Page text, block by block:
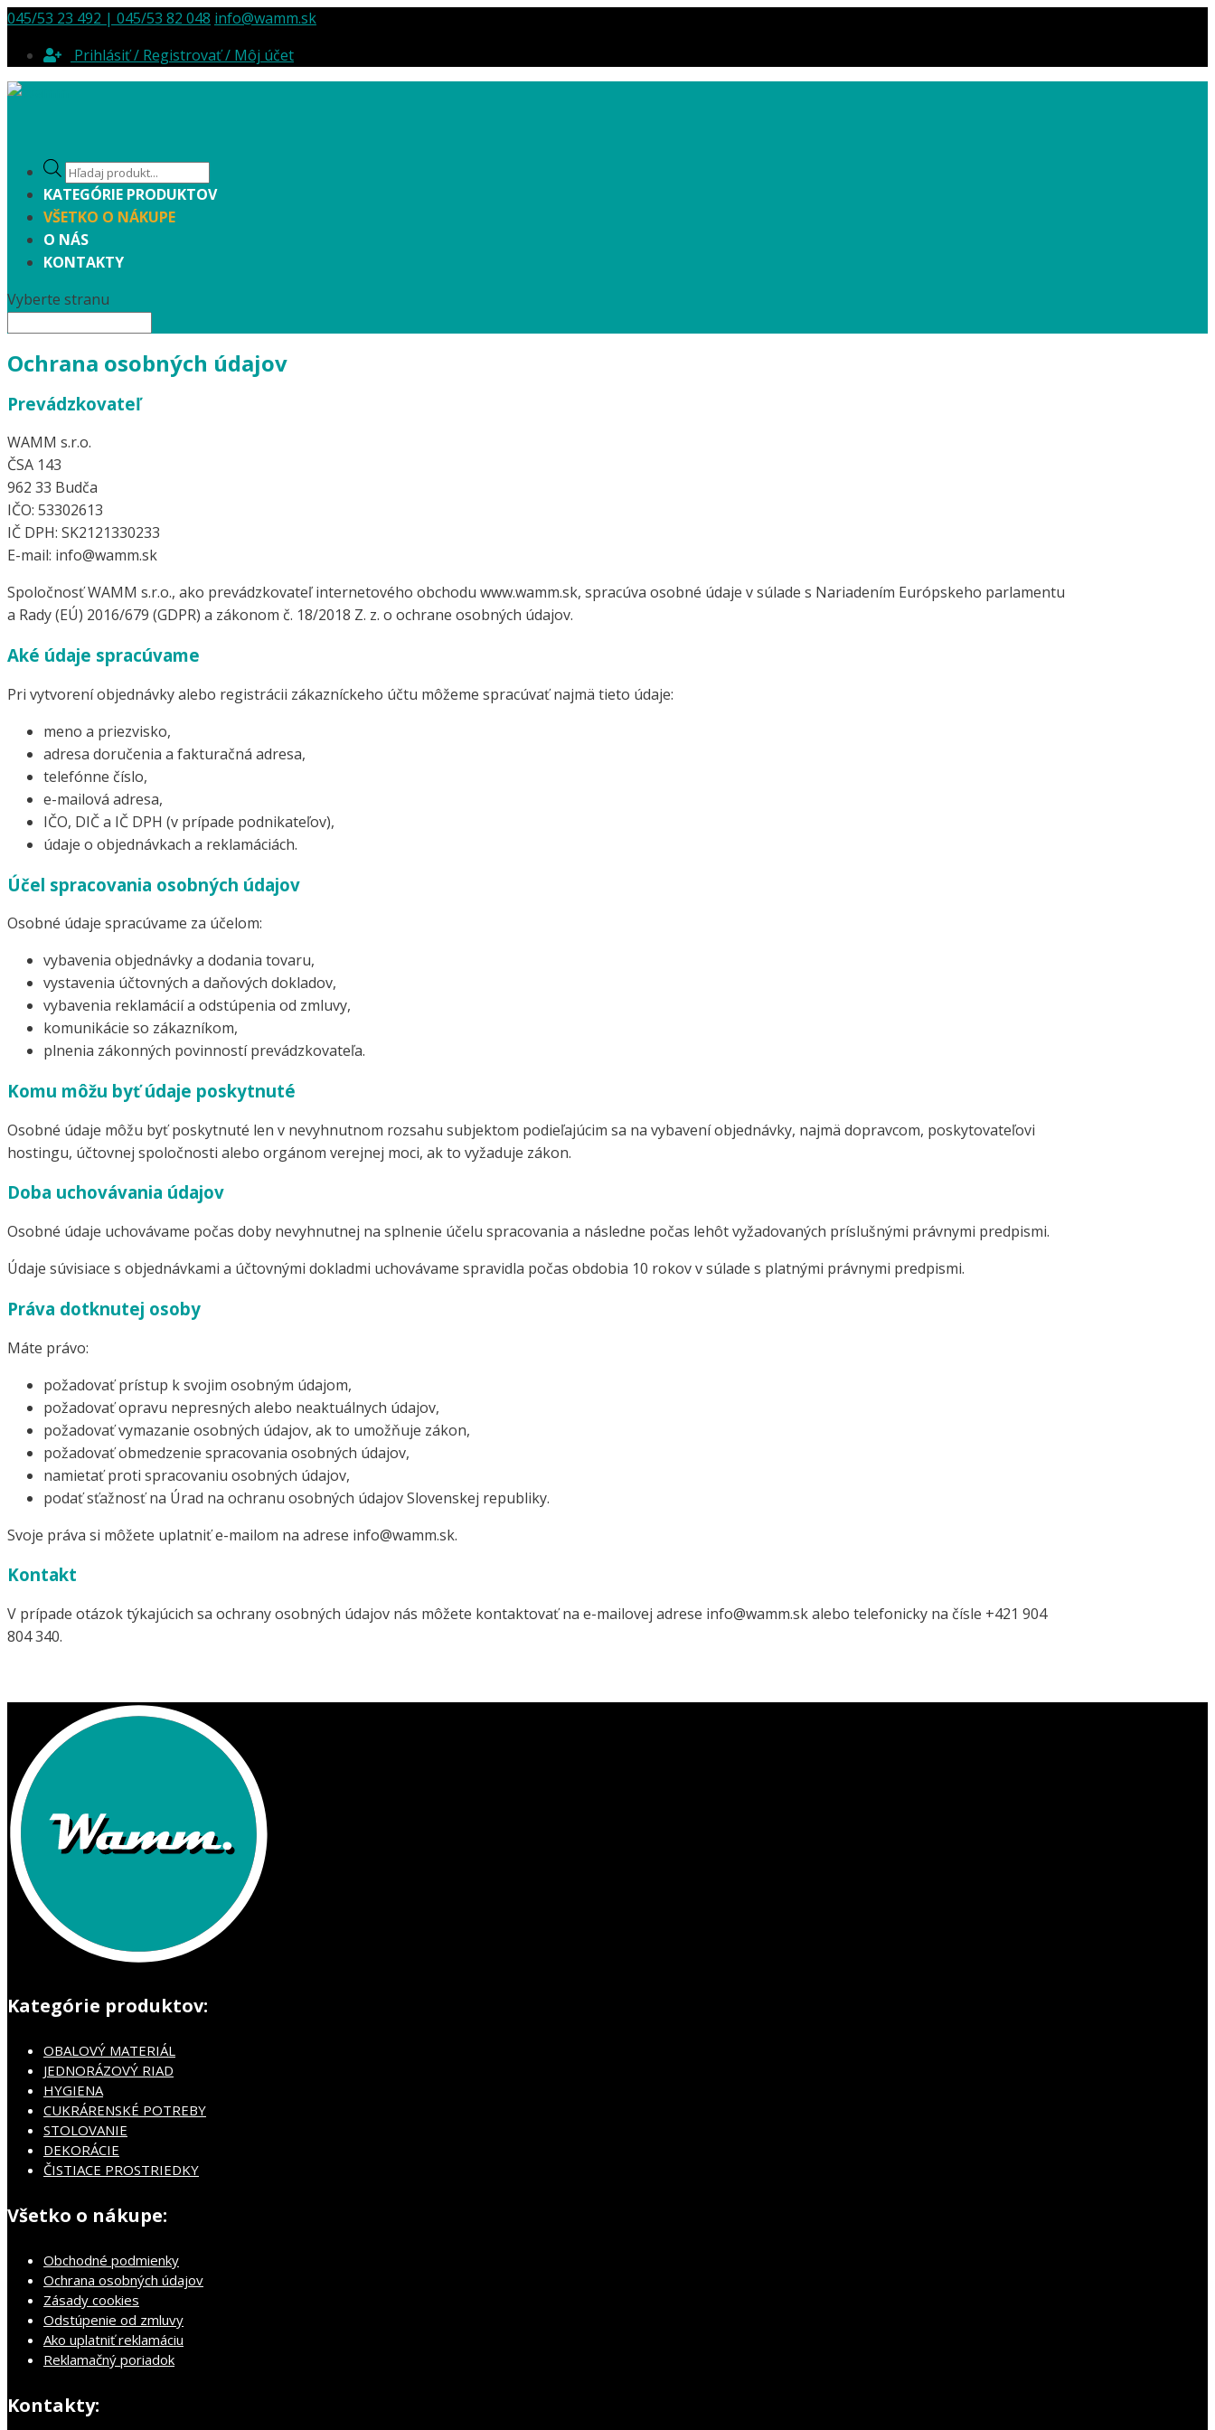
045/53 23 492 | 045/53 82 048 info@wamm.sk
Prihlásiť / Registrovať / Môj účet
Products
search
KATEGÓRIE PRODUKTOV
VŠETKO O NÁKUPE
O NÁS
KONTAKTY
Vyberte stranu
Ochrana osobných údajov
Prevádzkovateľ
WAMM s.r.o.
ČSA 143
962 33 Budča
IČO: 53302613
IČ DPH: SK2121330233
E-mail: info@wamm.sk
Spoločnosť WAMM s.r.o., ako prevádzkovateľ internetového obchodu www.wamm.sk, spracúva osobné údaje v súlade s Nariadením Európskeho parlamentu
a Rady (EÚ) 2016/679 (GDPR) a zákonom č. 18/2018 Z. z. o ochrane osobných údajov.
Aké údaje spracúvame
Pri vytvorení objednávky alebo registrácii zákazníckeho účtu môžeme spracúvať najmä tieto údaje:
meno a priezvisko,
adresa doručenia a fakturačná adresa,
telefónne číslo,
e-mailová adresa,
IČO, DIČ a IČ DPH (v prípade podnikateľov),
údaje o objednávkach a reklamáciách.
Účel spracovania osobných údajov
Osobné údaje spracúvame za účelom:
vybavenia objednávky a dodania tovaru,
vystavenia účtovných a daňových dokladov,
vybavenia reklamácií a odstúpenia od zmluvy,
komunikácie so zákazníkom,
plnenia zákonných povinností prevádzkovateľa.
Komu môžu byť údaje poskytnuté
Osobné údaje môžu byť poskytnuté len v nevyhnutnom rozsahu subjektom podieľajúcim sa na vybavení objednávky, najmä dopravcom, poskytovateľovi
hostingu, účtovnej spoločnosti alebo orgánom verejnej moci, ak to vyžaduje zákon.
Doba uchovávania údajov
Osobné údaje uchovávame počas doby nevyhnutnej na splnenie účelu spracovania a následne počas lehôt vyžadovaných príslušnými právnymi predpismi.
Údaje súvisiace s objednávkami a účtovnými dokladmi uchovávame spravidla počas obdobia 10 rokov v súlade s platnými právnymi predpismi.
Práva dotknutej osoby
Máte právo:
požadovať prístup k svojim osobným údajom,
požadovať opravu nepresných alebo neaktuálnych údajov,
požadovať vymazanie osobných údajov, ak to umožňuje zákon,
požadovať obmedzenie spracovania osobných údajov,
namietať proti spracovaniu osobných údajov,
podať sťažnosť na Úrad na ochranu osobných údajov Slovenskej republiky.
Svoje práva si môžete uplatniť e-mailom na adrese info@wamm.sk.
Kontakt
V prípade otázok týkajúcich sa ochrany osobných údajov nás môžete kontaktovať na e-mailovej adrese info@wamm.sk alebo telefonicky na čísle +421 904
804 340.
Kategórie produktov:
OBALOVÝ MATERIÁL
JEDNORÁZOVÝ RIAD
HYGIENA
CUKRÁRENSKÉ POTREBY
STOLOVANIE
DEKORÁCIE
ČISTIACE PROSTRIEDKY
Všetko o nákupe:
Obchodné podmienky
Ochrana osobných údajov
Zásady cookies
Odstúpenie od zmluvy
Ako uplatniť reklamáciu
Reklamačný poriadok
Kontakty: